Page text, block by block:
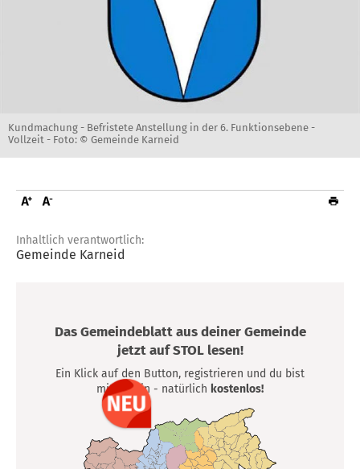
Kundmachung - Befristete Anstellung in der 6. Funktionsebene -
Vollzeit - Foto: © Gemeinde Karneid
Inhaltlich verantwortlich:
Gemeinde Karneid
Das Gemeindeblatt aus deiner Gemeinde
jetzt auf STOL lesen!
Ein Klick auf den Button, registrieren und du bist
mittendrin - natürlich kostenlos!